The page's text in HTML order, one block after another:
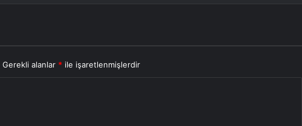
Gerekli alanlar * ile işaretlenmişlerdir